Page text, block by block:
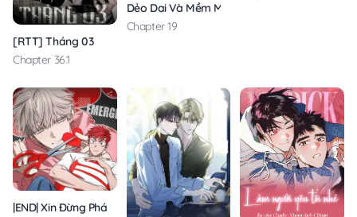
[RTT] Tháng 03
Chapter 36.1
Dẻo Dai Và Mềm Mại
Chapter 19
|END| Xin Đừng Phá Vỡ Sự Bình Yên Vốn Có